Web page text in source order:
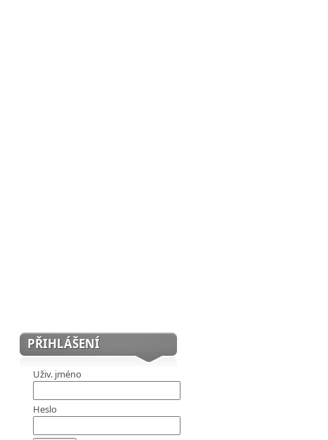
PŘIHLÁŠENÍ
Uživ. jméno
Heslo